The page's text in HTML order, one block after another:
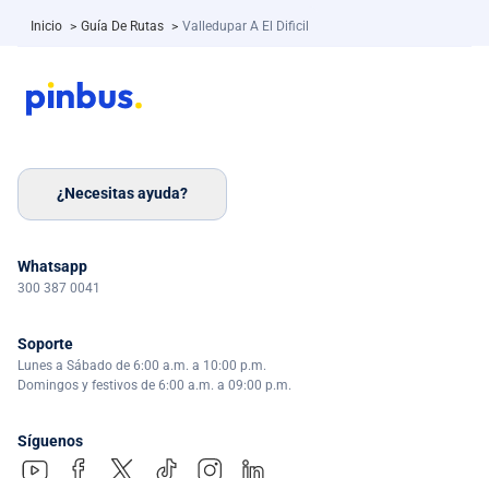
Inicio > Guía De Rutas > Valledupar A El Dificil
¿Necesitas ayuda?
Whatsapp
300 387 0041
Soporte
Lunes a Sábado de 6:00 a.m. a 10:00 p.m.
Domingos y festivos de 6:00 a.m. a 09:00 p.m.
Síguenos